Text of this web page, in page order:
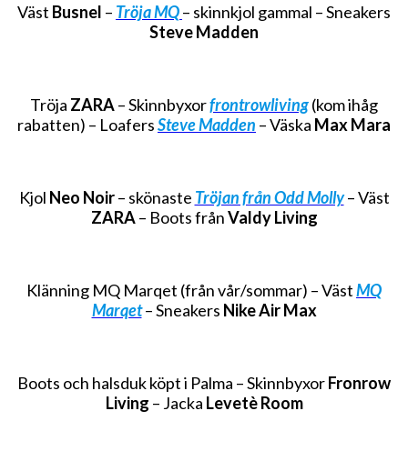
Väst Busnel – Tröja MQ– skinnkjol gammal – Sneakers
Steve Madden
Tröja ZARA– Skinnbyxorfrontrowliving(kom ihåg
rabatten) – LoafersSteve Madden – Väska Max Mara
Kjol Neo Noir– skönaste Tröjan från Odd Molly– Väst
ZARA– Boots frånValdy Living
Klänning MQ Marqet (från vår/sommar) – VästMQ
Marqet– Sneakers Nike Air Max
Boots och halsduk köpt i Palma – SkinnbyxorFronrow
Living – Jacka Levetè Room